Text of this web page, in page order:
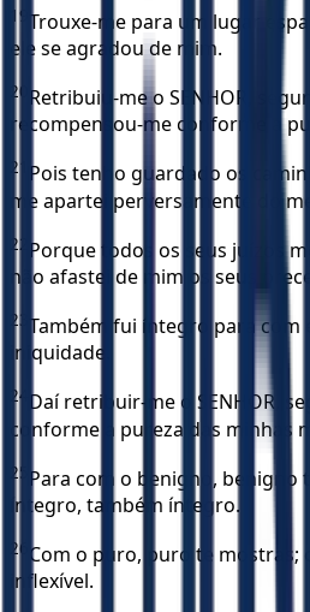
19 Trouxe-me para um lugar
ele se agradou de mim.
20 Retribuiu-me o SENHOR,
recompensou-me conforme a
21
Pois tenho guardado os
me apartei perversamente do
22 Porque todos os seus juízos
não afastei de mim os seus
23 Também fui íntegro para com
iniquidade.
24 Daí retribuir-me o SENHOR,
conforme a pureza das minhas
25 Para com o benigno, benigno
íntegro, também íntegro.
26 Com o puro, puro te mostras;
inflexível.